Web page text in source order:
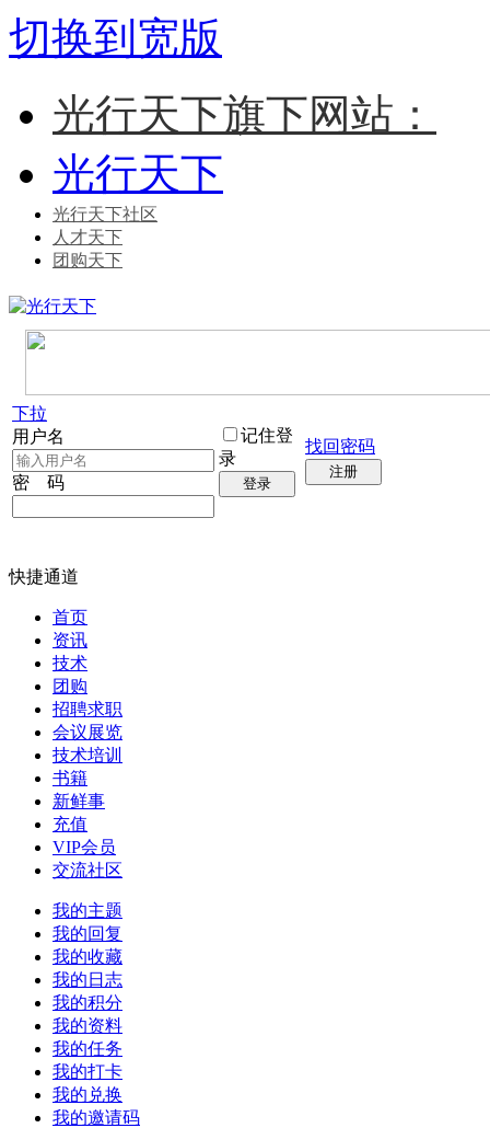
切换到宽版
光行天下旗下网站：
光行天下
光行天下社区
人才天下
团购天下
下拉
用户名
密 码
记住登
录
登录
找回密码
注册
快捷通道
首页
资讯
技术
团购
招聘求职
会议展览
技术培训
书籍
新鲜事
充值
VIP会员
交流社区
我的主题
我的回复
我的收藏
我的日志
我的积分
我的资料
我的任务
我的打卡
我的兑换
我的邀请码